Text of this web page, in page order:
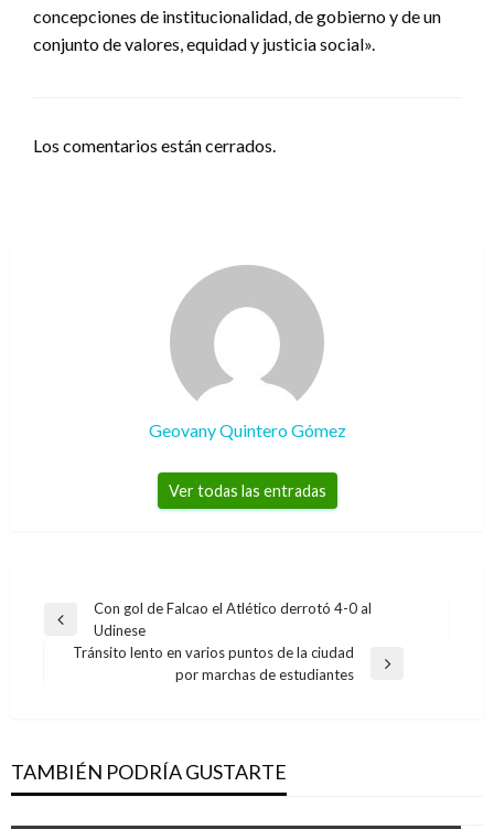
concepciones de institucionalidad, de gobierno y de un
conjunto de valores, equidad y justicia social».
Los comentarios están cerrados.
Geovany Quintero Gómez
Ver todas las entradas
Navegación
Entrada
anterior
Con gol de Falcao el Atlético derrotó 4-0 al
Udinese
Tránsito lento en varios puntos de la ciudad
por marchas de estudiantes
TAMBIÉN PODRÍA GUSTARTE